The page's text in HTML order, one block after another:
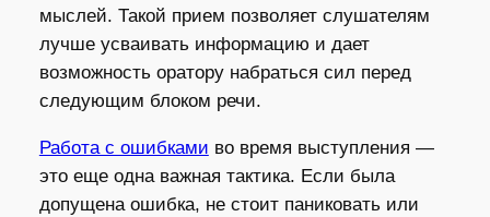
мыслей. Такой прием позволяет слушателям
лучше усваивать информацию и дает
возможность оратору набраться сил перед
следующим блоком речи.
Работа с ошибками во время выступления —
это еще одна важная тактика. Если была
допущена ошибка, не стоит паниковать или